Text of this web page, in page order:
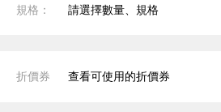
規格： 請選擇數量、規格
折價券 查看可使用的折價券